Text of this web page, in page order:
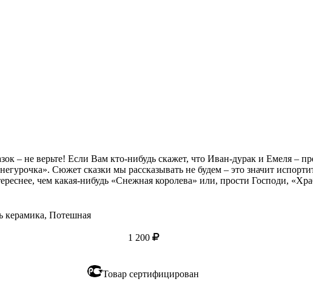
– не верьте! Если Вам кто-нибудь скажет, что Иван-дурак и Емеля –
Сюжет сказки мы рассказывать не будем – это значит
чем какая-нибудь «Снежная королева» или, прости Господи,
керамика, Потешная
1 200
Товар сертифицирован